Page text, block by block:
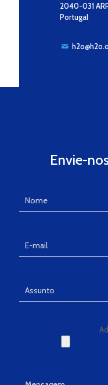
2040-031
Portugal
Envie-